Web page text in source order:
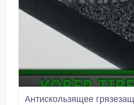
Антискользящее